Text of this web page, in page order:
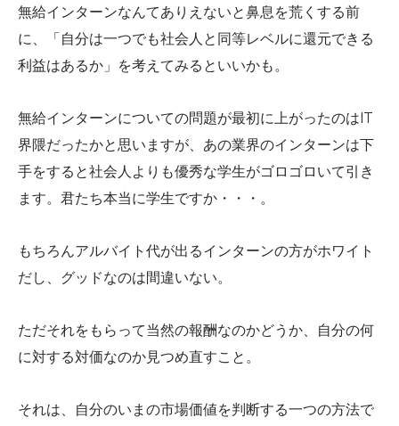
無給インターンなんてありえないと鼻息を荒くする前
に、「自分は一つでも社会人と同等レベルに還元できる
利益はあるか」を考えてみるといいかも。
無給インターンについての問題が最初に上がったのはIT
界隈だったかと思いますが、あの業界のインターンは下
手をすると社会人よりも優秀な学生がゴロゴロいて引き
ます。君たち本当に学生ですか・・・。
もちろんアルバイト代が出るインターンの方がホワイト
だし、グッドなのは間違いない。
ただそれをもらって当然の報酬なのかどうか、自分の何
に対する対価なのか見つめ直すこと。
それは、自分のいまの市場価値を判断する一つの方法で